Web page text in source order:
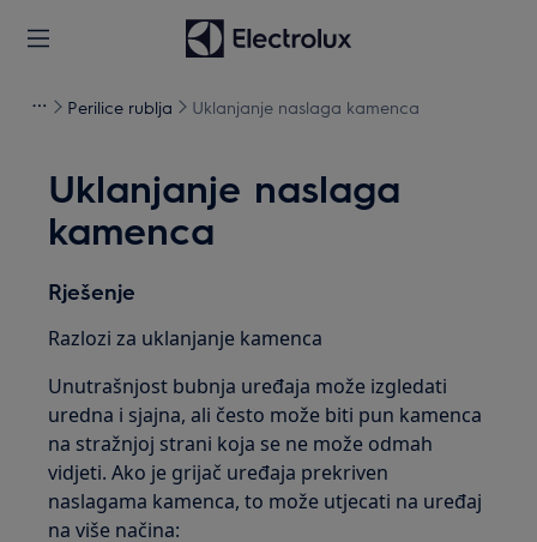
Perilice rublja Uklanjanje naslaga kamenca
Uklanjanje naslaga
kamenca
Rješenje
Razlozi za uklanjanje kamenca
Unutrašnjost bubnja uređaja može izgledati
uredna i sjajna, ali često može biti pun kamenca
na stražnjoj strani koja se ne može odmah
vidjeti. Ako je grijač uređaja prekriven
naslagama kamenca, to može utjecati na uređaj
na više načina: